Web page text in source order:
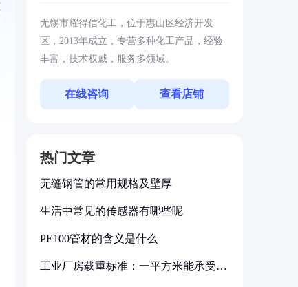
无锡市耀得信化工，位于惠山区经济开发
区，2013年成立，专营多种化工产品，经验
丰富，技术权威，服务多领域。
在线咨询 查看店铺
热门文章
无缝钢管的常用规格及壁厚
生活中常见的传感器有哪些呢
PE100管材的含义是什么
工业厂房载重标准：一平方米能承受多